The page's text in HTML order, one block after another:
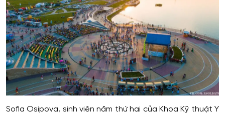
Sofia Osipova, sinh viên năm thứ hai của Khoa Kỹ thuật Y